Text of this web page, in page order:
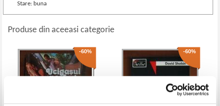
Stare: buna
Produse din aceeasi categorie
-60% -60%